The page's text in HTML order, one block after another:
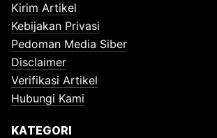
Kirim Artikel
Kebijakan Privasi
Pedoman Media Siber
Disclaimer
Verifikasi Artikel
Hubungi Kami
KATEGORI